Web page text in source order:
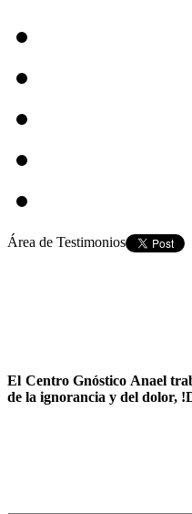
Área de Testimonios
El Centro Gnóstico Anael
de la ignorancia y del dolor,